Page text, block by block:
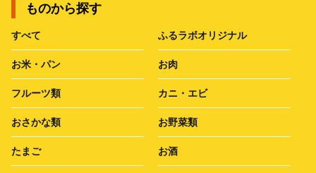
ものから探す
すべて ふるラボオリジナル
お米・パン お肉
フルーツ類 カニ・エビ
おさかな類 お野菜類
たまご お酒